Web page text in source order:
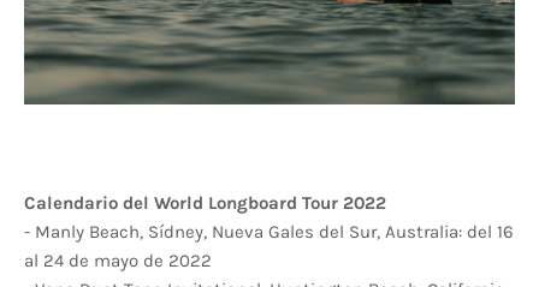
Calendario del World Longboard Tour 2022
- Manly Beach, Sídney, Nueva Gales del Sur, Australia: del 16
al 24 de mayo de 2022